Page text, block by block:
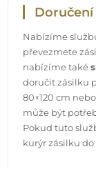
Nabízíme
převezmete
nabízíme také
doručit zásilku
80×120 cm
může být
Pokud tuto
kurýr zásilku